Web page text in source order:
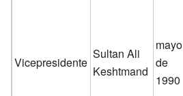
Vicepresidente
Sultan Ali
Keshtmand
mayo
de
1990